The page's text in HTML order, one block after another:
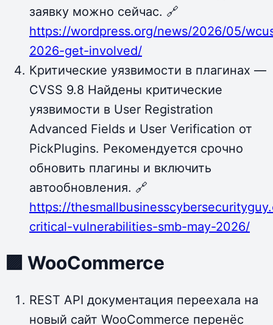
заявку можно сейчас. 🔗
https://wordpress.org/news/2026/05/
2026-get-involved/
Критические уязвимости в плагинах —
CVSS 9.8 Найдены критические
уязвимости в User Registration
Advanced Fields и User Verification от
PickPlugins. Рекомендуется срочно
обновить плагины и включить
автообновления. 🔗
https://
critical-vulnerabilities-smb-may-2026/
🟪 WooCommerce
REST API документация переехала на
новый сайт WooCommerce перенёс